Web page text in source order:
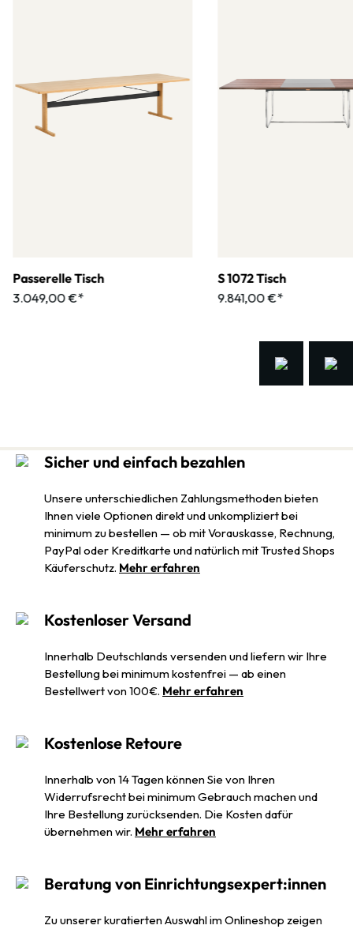
Passerelle Tisch
3.049,00 €*
S 1072 Tisch
9.841,00 €*
Sicher und einfach bezahlen
Unsere unterschiedlichen Zahlungsmethoden bieten
Ihnen viele Optionen direkt und unkompliziert bei
minimum zu bestellen — ob mit Vorauskasse, Rechnung,
PayPal oder Kreditkarte und natürlich mit Trusted Shops
Käuferschutz. Mehr erfahren
Kostenloser Versand
Innerhalb Deutschlands versenden und liefern wir Ihre
Bestellung bei minimum kostenfrei — ab einen
Bestellwert von 100€. Mehr erfahren
Kostenlose Retoure
Innerhalb von 14 Tagen können Sie von Ihren
Widerrufsrecht bei minimum Gebrauch machen und
Ihre Bestellung zurücksenden. Die Kosten dafür
übernehmen wir. Mehr erfahren
Beratung von Einrichtungsexpert:innen
Zu unserer kuratierten Auswahl im Onlineshop zeigen